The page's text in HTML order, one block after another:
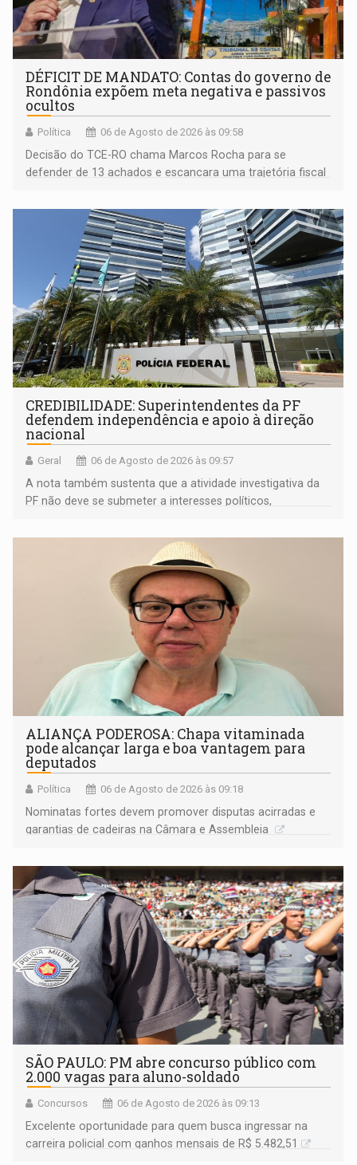
DÉFICIT DE MANDATO: Contas do governo de
Rondônia expõem meta negativa e passivos
ocultos
Política 06 de Agosto de 2026 às 09:58
Decisão do TCE-RO chama Marcos Rocha para se
defender de 13 achados e escancara uma trajetória fiscal
mandato
CREDIBILIDADE: Superintendentes da PF
defendem independência e apoio à direção
nacional
Geral 06 de Agosto de 2026 às 09:57
A nota também sustenta que a atividade investigativa da
PF não deve se submeter a interesses políticos,
ALIANÇA PODEROSA: Chapa vitaminada
pode alcançar larga e boa vantagem para
deputados
Política 06 de Agosto de 2026 às 09:18
Nominatas fortes devem promover disputas acirradas e
garantias de cadeiras na Câmara e Assembleia
SÃO PAULO: PM abre concurso público com
2.000 vagas para aluno-soldado
Concursos 06 de Agosto de 2026 às 09:13
Excelente oportunidade para quem busca ingressar na
carreira policial com ganhos mensais de R$ 5.482,51